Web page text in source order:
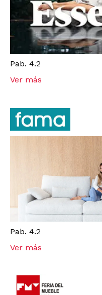
Pab. 4.2
Ver más
Pab. 4.2
Ver más